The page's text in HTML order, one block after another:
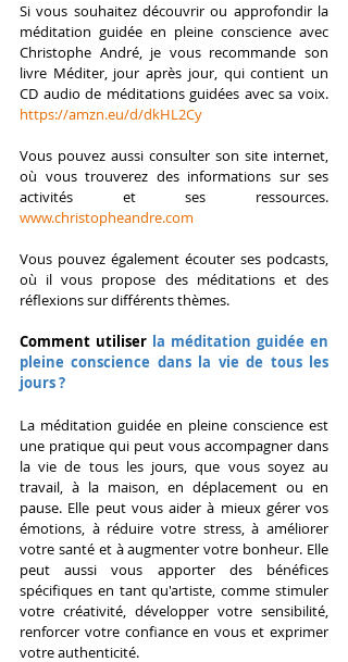
Si vous souhaitez découvrir ou approfondir la
méditation guidée en pleine conscience avec
Christophe André, je vous recommande son
livre Méditer, jour après jour, qui contient un
https://amzn.eu/d/dkHL2Cy
Vous pouvez aussi consulter son site internet,
où vous trouverez des informations sur ses
www.christopheandre.com
Vous pouvez également écouter ses podcasts,
où il vous propose des méditations et des
réflexions sur différents thèmes.
Comment utiliser la méditation guidée en
pleine conscience dans la vie de tous les
jours ?
La méditation guidée en pleine conscience est
une pratique qui peut vous accompagner dans
la vie de tous les jours, que vous soyez au
travail, à la maison, en déplacement ou en
pause. Elle peut vous aider à mieux gérer vos
émotions, à réduire votre stress, à améliorer
votre santé et à augmenter votre bonheur. Elle
peut aussi vous apporter des bénéfices
spécifiques en tant qu'artiste, comme stimuler
votre créativité, développer votre sensibilité,
renforcer votre confiance en vous et exprimer
votre authenticité.